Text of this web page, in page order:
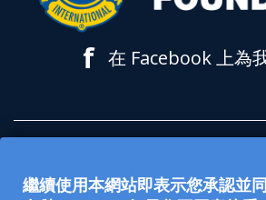
繼續使用本網站即表示您承認並
f 在 Facebook 上為
所有在 lionsclubs.org 網站